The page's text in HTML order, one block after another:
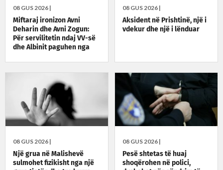
08 GUS 2026 |
Aksident në Prishtinë, një i
vdekur dhe një i lënduar
08 GUS 2026 |
Miftaraj ironizon Avni
Deharin dhe Avni Zogun:
Për servilitetin ndaj VV-së
dhe Albinit paguhen nga
08 GUS 2026 |
Pesë shtetas të huaj
shoqërohen në polici,
08 GUS 2026 |
Një grua në Malishevë
sulmohet fizikisht nga një